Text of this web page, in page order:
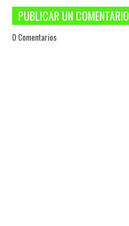
PUBLICAR UN COMENTARIO
0 Comentarios